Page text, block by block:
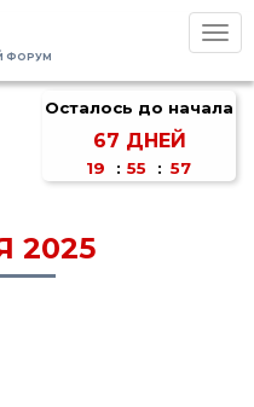
ФОРУМ
Осталось до начала
67 ДНЕЙ
19 : 55 : 57
2025